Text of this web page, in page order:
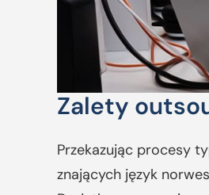
Zalety
Przekazując procesy
znających język